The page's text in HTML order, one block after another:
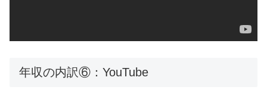
年収の内訳⑥：YouTube